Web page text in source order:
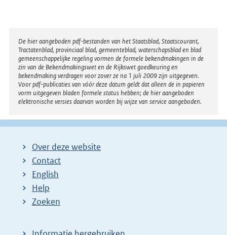
Disclaimer
De hier aangeboden pdf-bestanden van het Staatsblad, Staatscourant,
Tractatenblad, provinciaal blad, gemeenteblad, waterschapsblad en blad
gemeenschappelijke regeling vormen de formele bekendmakingen in de
zin van de Bekendmakingswet en de Rijkswet goedkeuring en
bekendmaking verdragen voor zover ze na 1 juli 2009 zijn uitgegeven.
Voor pdf-publicaties van vóór deze datum geldt dat alleen de in papieren
vorm uitgegeven bladen formele status hebben; de hier aangeboden
elektronische versies daarvan worden bij wijze van service aangeboden.
Over deze website
Contact
English
Help
Zoeken